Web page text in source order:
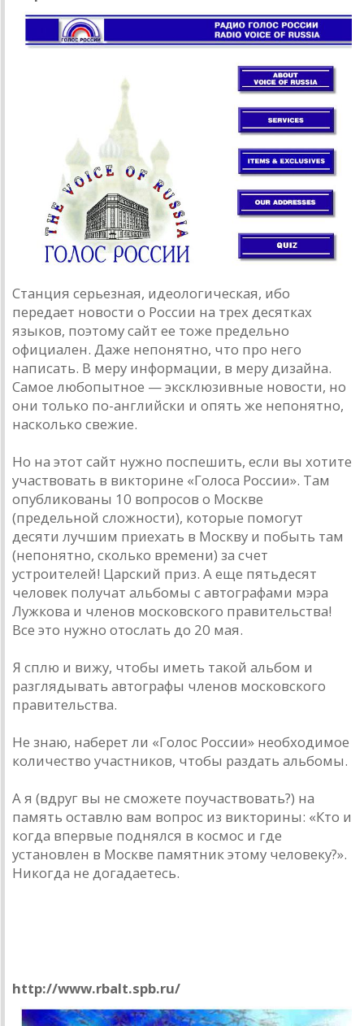
Станция серьезная, идеологическая, ибо
передает новости о России на трех десятках
языков, поэтому сайт ее тоже предельно
официален. Даже непонятно, что про него
написать. В меру информации, в меру дизайна.
Самое любопытное — эксклюзивные новости, но
они только по-английски и опять же непонятно,
насколько свежие.
Но на этот сайт нужно поспешить, если вы хотите
участвовать в викторине «Голоса России». Там
опубликованы 10 вопросов о Москве
(предельной сложности), которые помогут
десяти лучшим приехать в Москву и побыть там
(непонятно, сколько времени) за счет
устроителей! Царский приз. А еще пятьдесят
человек получат альбомы с автографами мэра
Лужкова и членов московского правительства!
Все это нужно отослать до 20 мая.
Я сплю и вижу, чтобы иметь такой альбом и
разглядывать автографы членов московского
правительства.
Не знаю, наберет ли «Голос России» необходимое
количество участников, чтобы раздать альбомы.
А я (вдруг вы не сможете поучаствовать?) на
память оставлю вам вопрос из викторины: «Кто и
когда впервые поднялся в космос и где
установлен в Москве памятник этому человеку?».
Никогда не догадаетесь.
http://www.rbalt.spb.ru/